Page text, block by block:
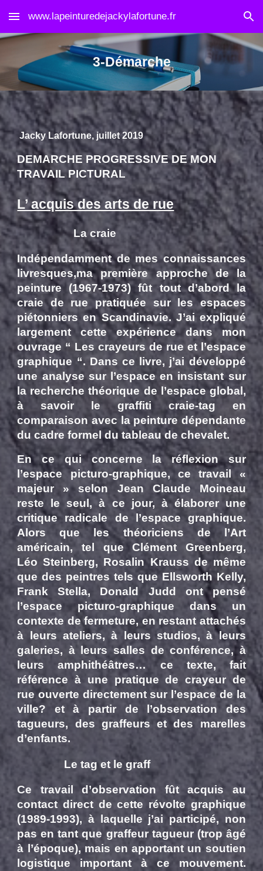
Skip to main content Skip to navigation
www.lapeinturedejackylafortune.fr
3-Démarche
Jacky Lafortune, juillet 2019
DEMARCHE PROGRESSIVE DE MON
TRAVAIL PICTURAL
L’ acquis des arts de rue
La craie
Indépendamment de mes connaissances
livresques,ma première approche de la
peinture (1967-1973) fût tout d’abord la
craie de rue pratiquée sur les espaces
piétonniers en Scandinavie. J’ai expliqué
largement cette expérience dans mon
ouvrage “ Les crayeurs de rue et l’espace
graphique “. Dans ce livre, j’ai développé
une analyse sur l’espace en insistant sur
la recherche théorique de l’espace global,
à savoir le graffiti craie-tag en
comparaison avec la peinture dépendante
du cadre formel du tableau de chevalet.
En ce qui concerne la réflexion sur
l’espace picturo-graphique, ce travail «
majeur » selon Jean Claude Moineau
reste le seul, à ce jour, à élaborer une
critique radicale de l’espace graphique.
Alors que les théoriciens de l’Art
américain, tel que Clément Greenberg,
Léo Steinberg, Rosalin Krauss de même
que des peintres tels que Ellsworth Kelly,
Frank Stella, Donald Judd ont pensé
l’espace picturo-graphique dans un
contexte de fermeture, en restant attachés
à leurs ateliers, à leurs studios, à leurs
galeries, à leurs salles de conférence, à
leurs amphithéâtres… ce texte, fait
référence à une pratique de crayeur de
rue ouverte directement sur l’espace de la
ville? et à partir de l’observation des
tagueurs, des graffeurs et des marelles
d’enfants.
Le tag et le graff
Ce travail d’observation fût acquis au
contact direct de cette révolte graphique
(1989-1993), à laquelle j’ai participé, non
pas en tant que graffeur tagueur (trop âgé
à l’époque), mais en apportant un soutien
logistique important à ce mouvement.